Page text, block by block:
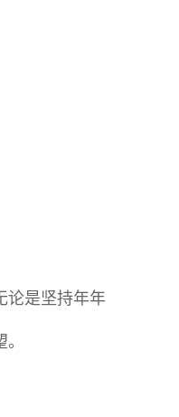
论是坚持年年